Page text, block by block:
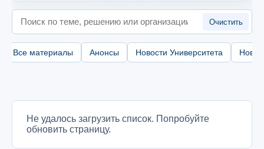
Поиск
Очистить
Все материалы Анонсы Новости Университета
Не удалось загрузить список. Попробуйте
обновить страницу.